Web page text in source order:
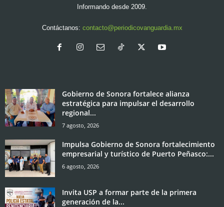
Informando desde 2009.
Contáctanos: contacto@periodicovanguardia.mx
Gobierno de Sonora fortalece alianza
estratégica para impulsar el desarrollo
regional...
7 agosto, 2026
Impulsa Gobierno de Sonora fortalecimiento
empresarial y turístico de Puerto Peñasco:...
6 agosto, 2026
Invita USP a formar parte de la primera
generación de la...